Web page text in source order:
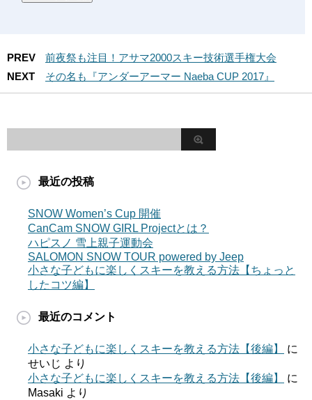
PREV
前夜祭も注目！アサマ2000スキー技術選手権大会
NEXT
その名も『アンダーアーマー Naeba CUP 2017』
最近の投稿
SNOW Women’s Cup 開催
CanCam SNOW GIRL Projectとは？
ハピスノ 雪上親子運動会
SALOMON SNOW TOUR powered by Jeep
小さな子どもに楽しくスキーを教える方法【ちょっと
したコツ編】
最近のコメント
小さな子どもに楽しくスキーを教える方法【後編】
に
せいじ より
小さな子どもに楽しくスキーを教える方法【後編】
に
Masaki より